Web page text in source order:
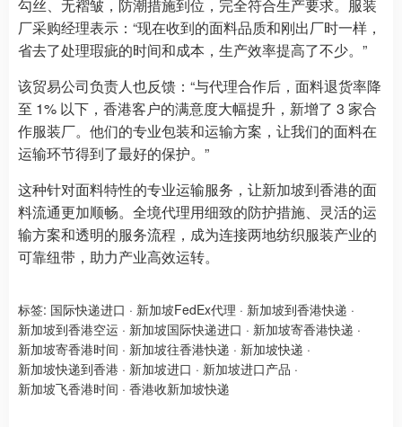
勾丝、无褶皱，防潮措施到位，完全符合生产要求。服装
厂采购经理表示：“现在收到的面料品质和刚出厂时一样，
省去了处理瑕疵的时间和成本，生产效率提高了不少。”
该贸易公司负责人也反馈：“与代理合作后，面料退货率降
至 1% 以下，香港客户的满意度大幅提升，新增了 3 家合
作服装厂。他们的专业包装和运输方案，让我们的面料在
运输环节得到了最好的保护。”
这种针对面料特性的专业运输服务，让新加坡到香港的面
料流通更加顺畅。全境代理用细致的防护措施、灵活的运
输方案和透明的服务流程，成为连接两地纺织服装产业的
可靠纽带，助力产业高效运转。
标签: 国际快递进口 · 新加坡FedEx代理 · 新加坡到香港快递 ·
新加坡到香港空运 · 新加坡国际快递进口 · 新加坡寄香港快递 ·
新加坡寄香港时间 · 新加坡往香港快递 · 新加坡快递 ·
新加坡快递到香港 · 新加坡进口 · 新加坡进口产品 ·
新加坡飞香港时间 · 香港收新加坡快递